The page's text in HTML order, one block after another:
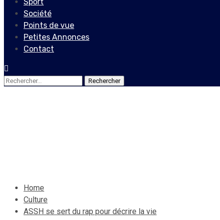
Société
Points de vue
Petites Annonces
Contact
Rechercher :
Home
Culture
ASSH se sert du rap pour décrire la vie